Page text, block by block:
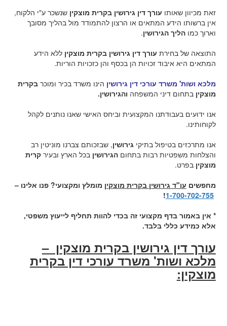
זאת מכיוון שאותו עורך דין גירושין בקרית מוצקין שנשכר ע"י הלקוח,
אין ברשותו הידע המתאים או הרצון להתמודד מול בהליך מסובך
וארוך כמוהליך הגירושין.
התוצאה של בחירת עורך דין גירושין בקרית מוצקין ללא הידע
המתאים היא איבוד זכויות הן בכסף והן כזכויות הוריות.
מלכא ושות' משרד עורכי דין גירושין הינו משרד בכיר ומוכרבקרית
מוצקין בתחום דיני המשפחה והגירושין.
אנו ידועים בעבודתנו המקצועית וביחס האישי שאנו נותנים לקהל
לקוחותינו.
אנו מתרכזים בטיפול בתיקיגירושין, שבזכותם צברנו מוניטין רב
והצלחות משפטיות רבות בתחוםהגירושין בכל הארץ ובעירקרית
מוצקין בפרט.
מחפשים עו"ד גירושין בקרית מוצקין מומלץ ומקצועי? פנו אלינו –
1-700-702-755
!
* אין באמור בדף מקצועי זה בכדי להוות תחליף לייעוץ משפטי,
אלא כמידע כללי בלבד.
עורך דין גירושין בקרית מוצקין –
מלכא ושות' משרד עורכי דין בקרית
מוצקין: